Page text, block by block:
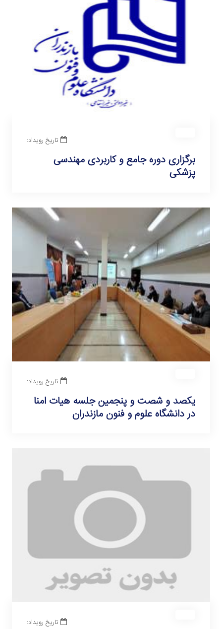
تاریخ رویداد:
برگزاری دوره جامع و کاربردی مهندسی
پزشکی
تاریخ رویداد:
یکصد و شصت و پنجمین جلسه هیات امنا
در دانشگاه علوم و فنون مازندران
تاریخ رویداد: